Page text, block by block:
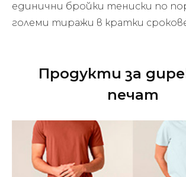
единични бройки тениски по
големи тиражи в кратки
Продукти за
печат